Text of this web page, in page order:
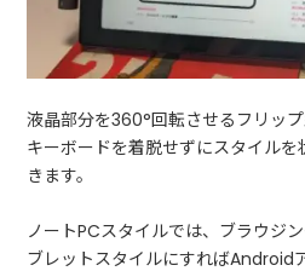
液晶部分を360°回転させるフリップ
キーボードを着脱せずにスタイル
きます。
ノートPCスタイルでは、ブラウジ
ブレットスタイルにすればAndroid